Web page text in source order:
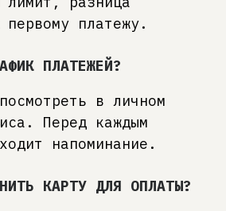
первому платежу.
ПЛАТЕЖЕЙ?
в личном
Перед каждым
напоминание.
КАРТУ ДЛЯ ОПЛАТЫ?